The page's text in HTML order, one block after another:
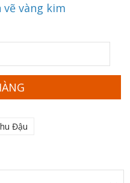
vẽ vàng kim
Đậu